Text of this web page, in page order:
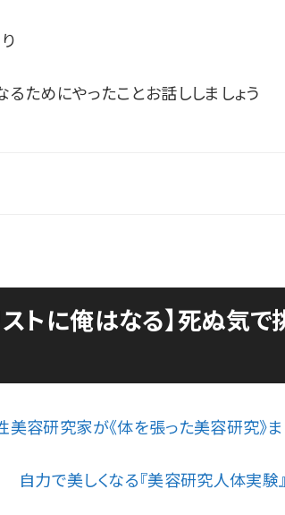
ためにやったことお話ししましょう
ストに俺はなる】死ぬ気
容研究家が《体を張った美容研究》
自力で美しくなる『美容研究人体実験